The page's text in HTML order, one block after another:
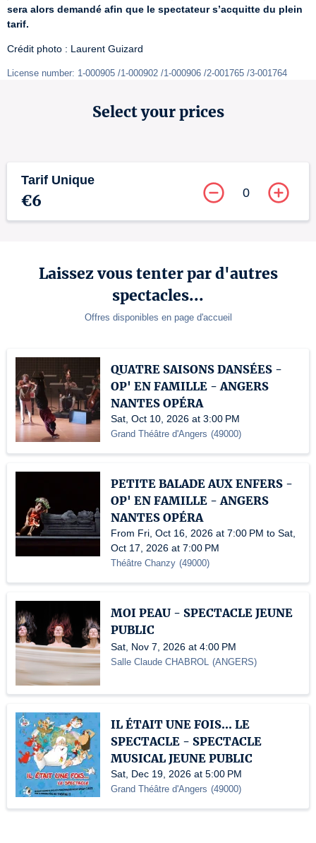
sera alors demandé afin que le spectateur s’acquitte du plein
tarif.
Crédit photo : Laurent Guizard
License number: 1-000905 /1-000902 /1-000906 /2-001765 /3-001764
Select your prices
Tarif Unique
€6 0
Laissez vous tenter par d'autres
spectacles...
Offres disponibles en page d'accueil
QUATRE SAISONS DANSÉES -
OP' EN FAMILLE - ANGERS
NANTES OPÉRA
Sat, Oct 10, 2026 at 3:00 PM
Grand Théâtre d'Angers (49000)
PETITE BALADE AUX ENFERS -
OP' EN FAMILLE - ANGERS
NANTES OPÉRA
From Fri, Oct 16, 2026 at 7:00 PM to Sat,
Oct 17, 2026 at 7:00 PM
Théâtre Chanzy (49000)
MOI PEAU - SPECTACLE JEUNE
PUBLIC
Sat, Nov 7, 2026 at 4:00 PM
Salle Claude CHABROL (ANGERS)
IL ÉTAIT UNE FOIS... LE
SPECTACLE - SPECTACLE
MUSICAL JEUNE PUBLIC
Sat, Dec 19, 2026 at 5:00 PM
Grand Théâtre d'Angers (49000)